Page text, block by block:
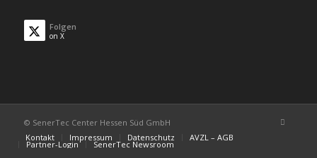
Folgen
on X
© SenerTec Center Hessen Süd GmbH
Kontakt
Impressum Datenschutz AVZL – AGB
Partner-Login SenerTec Newsroom